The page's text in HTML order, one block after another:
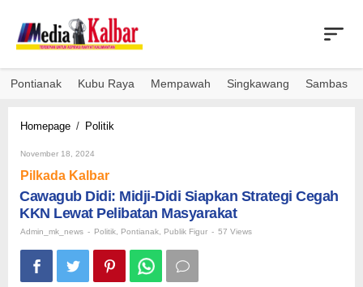
content
Pontianak Kubu Raya Mempawah Singkawang Sambas
Homepage / Politik
Strategi
Cegah
KKN
Pelibatan
Masyarakat
November 18, 2024
Pilkada Kalbar
Cawagub Didi: Midji-Didi Siapkan Strategi Cegah
KKN Lewat Pelibatan Masyarakat
Admin_mk_news - Politik Pontianak Publik Figur - 57 Views